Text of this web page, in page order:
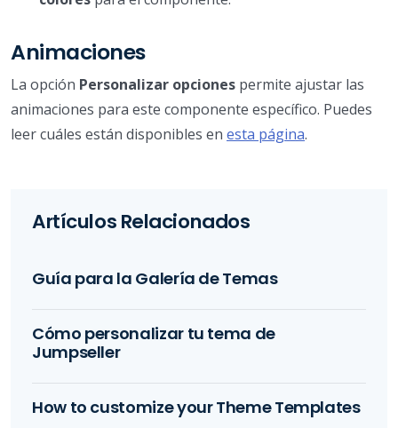
Animaciones
La opción Personalizar opciones permite ajustar las
animaciones para este componente específico. Puedes
leer cuáles están disponibles en esta página.
Artículos Relacionados
Guía para la Galería de Temas
Cómo personalizar tu tema de
Jumpseller
How to customize your Theme Templates